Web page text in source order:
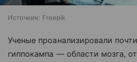
Источник: Freepik
Ученые проанализировали
гиппокампа — области мозга,